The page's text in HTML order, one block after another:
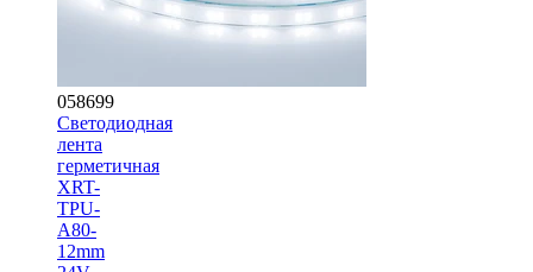
058699
Светодиодная
лента
герметичная
XRT-
TPU-
A80-
12mm